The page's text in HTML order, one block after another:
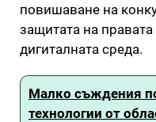
повишаване на
защитата на
дигиталната среда.
Малко съждения
технологии от